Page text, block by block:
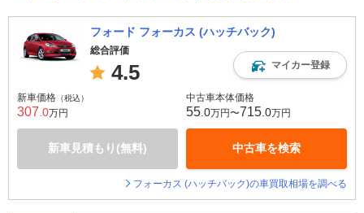
フォード フォーカス (ハッチバック)
総合評価
4.5 マイカー登録
新車価格 （税込）
307 .0万円
新車見積もり(無料)
中古車本体価格
55 .0万円〜715 .0万円
中古車を検索
フォーカス (ハッチバック)の車買取相場を調べる